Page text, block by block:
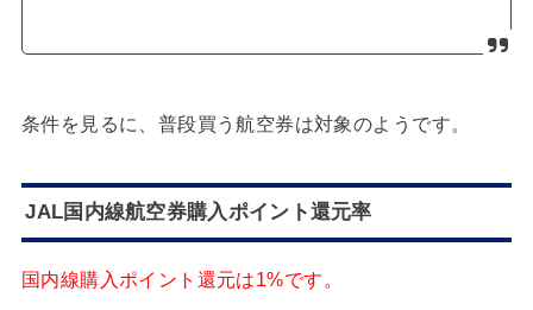
条件を見るに、普段買う航空券は対象のようです。
JAL国内線航空券購入ポイント還元率
国内線購入ポイント還元は1%です。